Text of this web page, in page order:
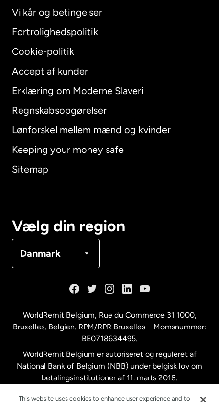
Vilkår og betingelser
Fortrolighedspolitik
Cookie-politik
Accept af kunder
Erklæring om Moderne Slaveri
Regnskabsopgørelser
Lønforskel mellem mænd og kvinder
Keeping your money safe
Sitemap
Vælg din region
Danmark
International English
Australien
Malaysia
New Zealand
Spanien
WorldRemit Belgium, Rue du Commerce 31 1000,
Bruxelles, Belgien. RPM/RPR Bruxelles – Momsnummer:
BE0718634495.
WorldRemit Belgium er autoriseret og reguleret af
National Bank of Belgium (NBB) under belgisk lov om
betalingsinstitutioner af 11. marts 2018.
This website uses cookies to enhance user experience and to